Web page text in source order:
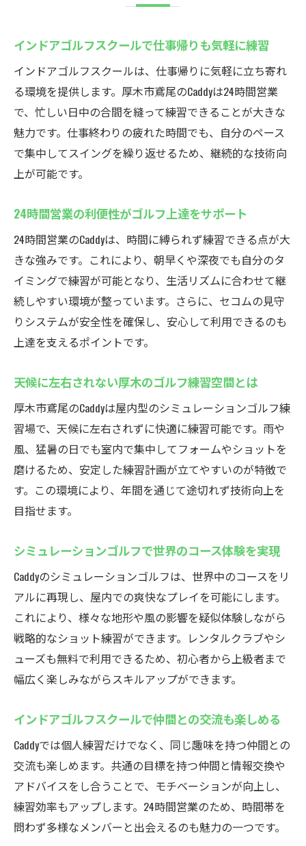
楽しめる
予約制で待たずに練習できる快適な環境
Caddyのシミュレーションゴルフで効率的に上達
インドアゴルフスクールの最新シミュレー
ター活用法
Caddyならゴルフ技術の分析と改善が簡単に
左打席対応で幅広いゴルファーが楽しめる
Caddy
効率的な練習計画を立てるインドアゴルフ
スクール利用法
シミュレーションゴルフで実践的なプレー
が可能
無料体験で安心して始めるゴルフスクール
厚木市のインドアゴルフスクールの魅力を徹底
解説
インドアゴルフスクールで感じる通いやす
さの理由
初心者から経験者まで満足できる設備が充
実
厚木のゴルフ練習場でコスパ良く上達を目
安心安全な入室管理が魅力のインドアゴル
フ
会員限定の特典で充実したゴルフライフを
実現
シミュレーションゴルフの独自サービスを
紹介
習
インドアゴルフスクールで味わう本格スイ
ング体験
厚木で最新シミュレーターを使った練習の
魅力
世界中のコースが体験できるシミュレーシ
インドアゴルフスクールで仕事帰りも気軽に練習
インドアゴルフスクールは、仕事帰りに気軽に立ち寄れ
る環境を提供します。厚木市鳶尾のCaddyは24時間営業
で、忙しい日中の合間を縫って練習できることが大きな
魅力です。仕事終わりの疲れた時間でも、自分のペース
で集中してスイングを繰り返せるため、継続的な技術向
上が可能です。
24時間営業の利便性がゴルフ上達をサポート
24時間営業のCaddyは、時間に縛られず練習できる点が大
きな強みです。これにより、朝早くや深夜でも自分のタ
イミングで練習が可能となり、生活リズムに合わせて継
続しやすい環境が整っています。さらに、セコムの見守
りシステムが安全性を確保し、安心して利用できるのも
上達を支えるポイントです。
天候に左右されない厚木のゴルフ練習空間とは
厚木市鳶尾のCaddyは屋内型のシミュレーションゴルフ練
習場で、天候に左右されずに快適に練習可能です。雨や
風、猛暑の日でも室内で集中してフォームやショットを
磨けるため、安定した練習計画が立てやすいのが特徴で
す。この環境により、年間を通じて途切れず技術向上を
目指せます。
シミュレーションゴルフで世界のコース体験を実現
Caddyのシミュレーションゴルフは、世界中のコースをリ
アルに再現し、屋内での爽快なプレイを可能にします。
これにより、様々な地形や風の影響を疑似体験しながら
戦略的なショット練習ができます。レンタルクラブやシ
ューズも無料で利用できるため、初心者から上級者まで
幅広く楽しみながらスキルアップができます。
インドアゴルフスクールで仲間との交流も楽しめる
Caddyでは個人練習だけでなく、同じ趣味を持つ仲間との
交流も楽しめます。共通の目標を持つ仲間と情報交換や
アドバイスをし合うことで、モチベーションが向上し、
練習効率もアップします。24時間営業のため、時間帯を
問わず多様なメンバーと出会えるのも魅力の一つです。